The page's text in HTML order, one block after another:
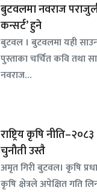
बुटवलमा नवराज
कन्सर्ट’ हुने
बुटवल । बुटवलमा यही
पुस्ताका चर्चित कवि तथा
नवराज…
राष्ट्रिय कृषि
चुनौती उस्तै
अमृत गिरी बुटवल। कृषि
कृषि क्षेत्रले अपेक्षित गति